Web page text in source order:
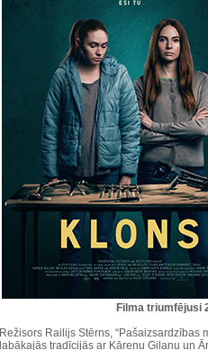
Filma triumfējusi
Režisors Railijs Stērns, “Pašaizsardzības
labākajās tradīcijās ar Kārenu Gilanu un